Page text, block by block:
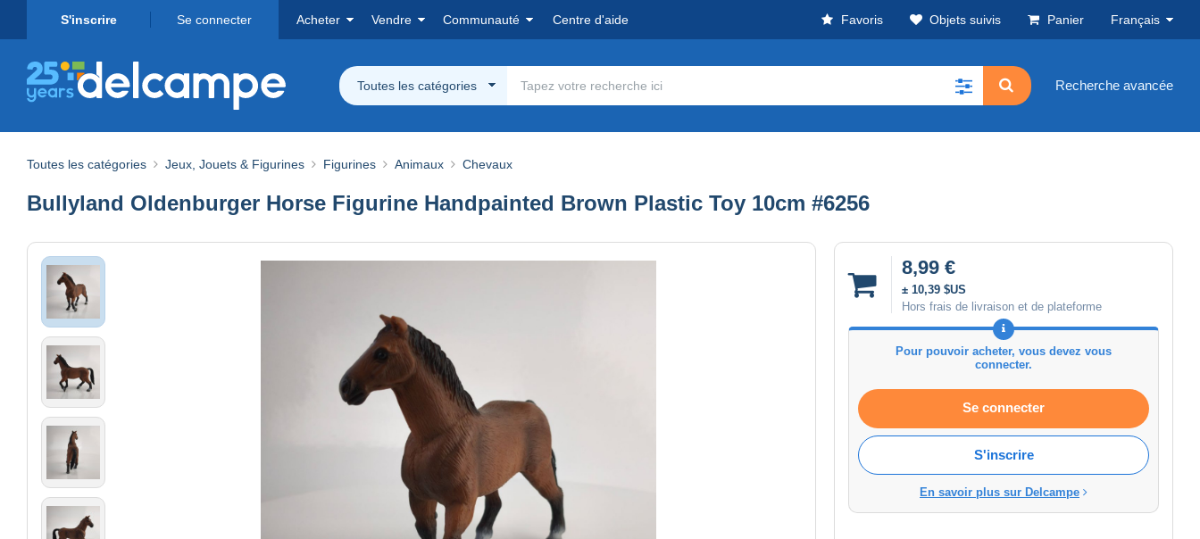
S'inscrire Se connecter Acheter Vendre Communauté Centre d'aide Favoris Objets suivis Panier Français
Toutes les catégories Recherche avancée
Toutes les catégories Jeux, Jouets & Figurines Figurines Animaux Chevaux
Bullyland Oldenburger Horse Figurine Handpainted Brown Plastic Toy 10cm #6256
8,99 €
± 10,39 $US
Hors frais de livraison et de plateforme
Pour pouvoir acheter, vous devez vous
connecter.
Se connecter
S'inscrire
En savoir plus sur Delcampe